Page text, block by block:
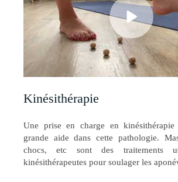
Kinésithérapie
Une prise en charge en
grande aide dans cette pathologie.
chocs, etc sont des traitements
kinésithérapeutes pour soulager les